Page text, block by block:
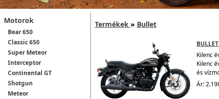
Motorok
Bear 650
Classic 650
Super Meteor
Interceptor
Continental GT
Shotgun
Meteor
Termékek » Bullet
Kilenc
Kilenc
és
Ár: